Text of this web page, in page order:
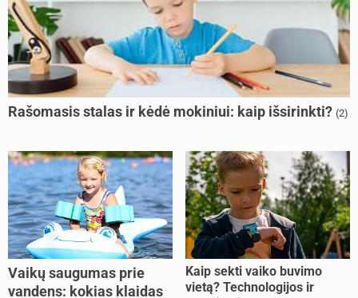
Rašomasis stalas ir kėdė mokiniui: kaip išsirinkti? (2)
Vaikų saugumas prie
vandens: kokias klaidas
Kaip sekti vaiko buvimo
vietą? Technologijos ir